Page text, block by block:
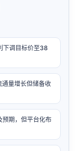
下调目标价至38
量增长但储备收
期，但平台化布